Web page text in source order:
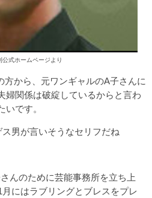
公式ホームページより
から、元ワンギャルのA子さんに
婦関係は破綻しているからと言わ
です。
男が言いそうなセリフだね
んのために芸能事務所を立ち上
にはラブリングとブレスをプレ